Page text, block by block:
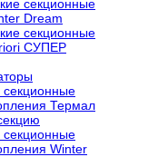
секционные
Dream
секционные
СУПЕР
Термал
Winter